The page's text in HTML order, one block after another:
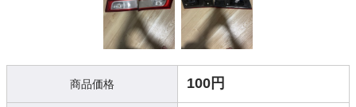
商品価格 100円